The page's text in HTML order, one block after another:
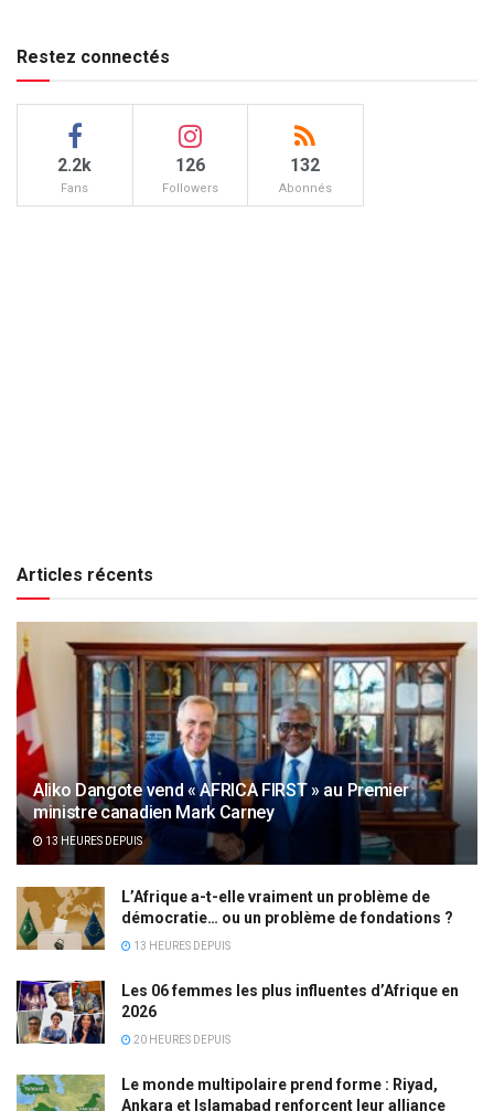
Restez connectés
2.2k
Fans
126
Followers
132
Abonnés
Articles récents
Aliko Dangote vend « AFRICA FIRST » au Premier
ministre canadien Mark Carney
13 HEURES DEPUIS
L’Afrique a-t-elle vraiment un problème de
démocratie… ou un problème de fondations ?
13 HEURES DEPUIS
Les 06 femmes les plus influentes d’Afrique en
2026
20 HEURES DEPUIS
Le monde multipolaire prend forme : Riyad,
Ankara et Islamabad renforcent leur alliance